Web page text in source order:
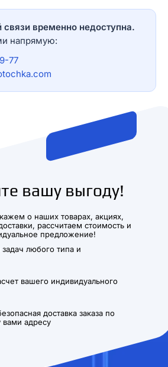
временно недоступна.
напрямую:
77
вашу выгоду!
о наших товарах, акциях,
рассчитаем стоимость и
предложение!
задач любого типа и
вашего индивидуального
доставка заказа по
вами адресу